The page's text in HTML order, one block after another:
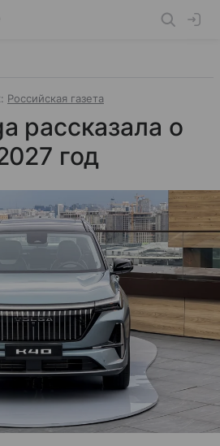
Российская газета
рассказала о
год